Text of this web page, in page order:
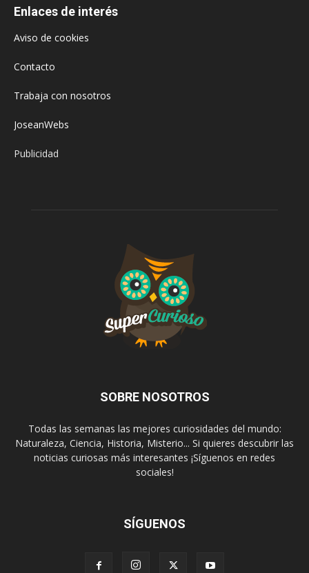
Enlaces de interés
Aviso de cookies
Contacto
Trabaja con nosotros
JoseanWebs
Publicidad
SOBRE NOSOTROS
Todas las semanas las mejores curiosidades del mundo:
Naturaleza, Ciencia, Historia, Misterio... Si quieres descubrir las
noticias curiosas más interesantes ¡Síguenos en redes
sociales!
SÍGUENOS